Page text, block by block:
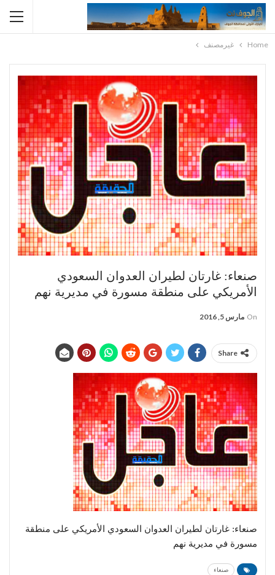
Home غيرمصنف
صنعاء: غارتان لطيران العدوان السعودي
الأمريكي على منطقة مسورة في مديرية نهم
On مارس 5, 2016
Share
صنعاء: غارتان لطيران العدوان السعودي الأمريكي على منطقة
مسورة في مديرية نهم
صنعاء